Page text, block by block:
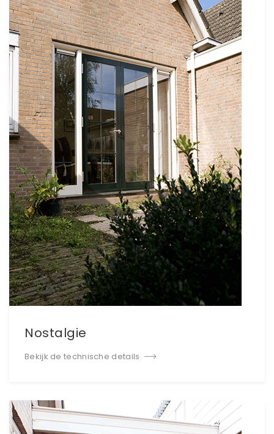
Nostalgie
Bekijk de technische details